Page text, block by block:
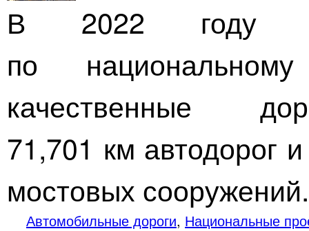
В 2022 году в
по
качественные
71,701 км автодорог
мостовых сооружений.
Автомобильные дороги, Национальные